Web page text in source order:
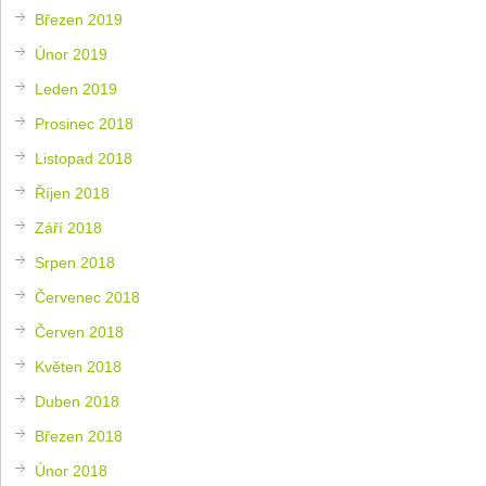
Březen 2019
Únor 2019
Leden 2019
Prosinec 2018
Listopad 2018
Říjen 2018
Září 2018
Srpen 2018
Červenec 2018
Červen 2018
Květen 2018
Duben 2018
Březen 2018
Únor 2018